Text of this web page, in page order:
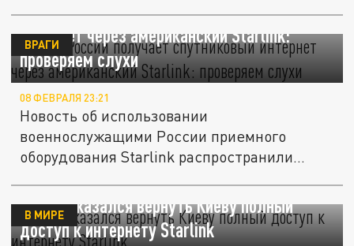
Армия России получает спутниковый
интернет через американский Starlink:
проверяем слухи
ВРАГИ
08 ФЕВРАЛЯ 23:21
Новость об использовании
военнослужащими России приемного
оборудования Starlink распространили
Маск отказался вернуть Киеву полный
доступ к интернету Starlink
В МИРЕ